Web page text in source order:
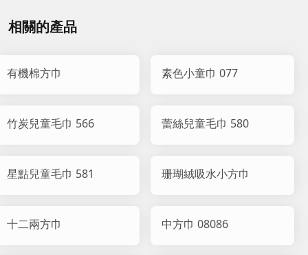
相關的產品
有機棉方巾 素色小童巾 077
竹炭兒童毛巾 566 蕾絲兒童毛巾 580
星點兒童毛巾 581 珊瑚絨吸水小方巾
十二兩方巾 中方巾 08086